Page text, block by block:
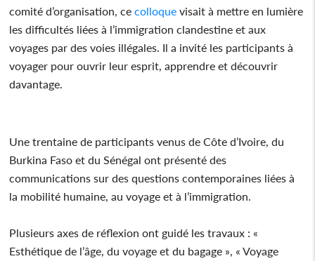
comité d’organisation, ce colloque visait à mettre en lumière
les difficultés liées à l’immigration clandestine et aux
voyages par des voies illégales. Il a invité les participants à
voyager pour ouvrir leur esprit, apprendre et découvrir
davantage.
Une trentaine de participants venus de Côte d’Ivoire, du
Burkina Faso et du Sénégal ont présenté des
communications sur des questions contemporaines liées à
la mobilité humaine, au voyage et à l’immigration.
Plusieurs axes de réflexion ont guidé les travaux : «
Esthétique de l’âge, du voyage et du bagage », « Voyage